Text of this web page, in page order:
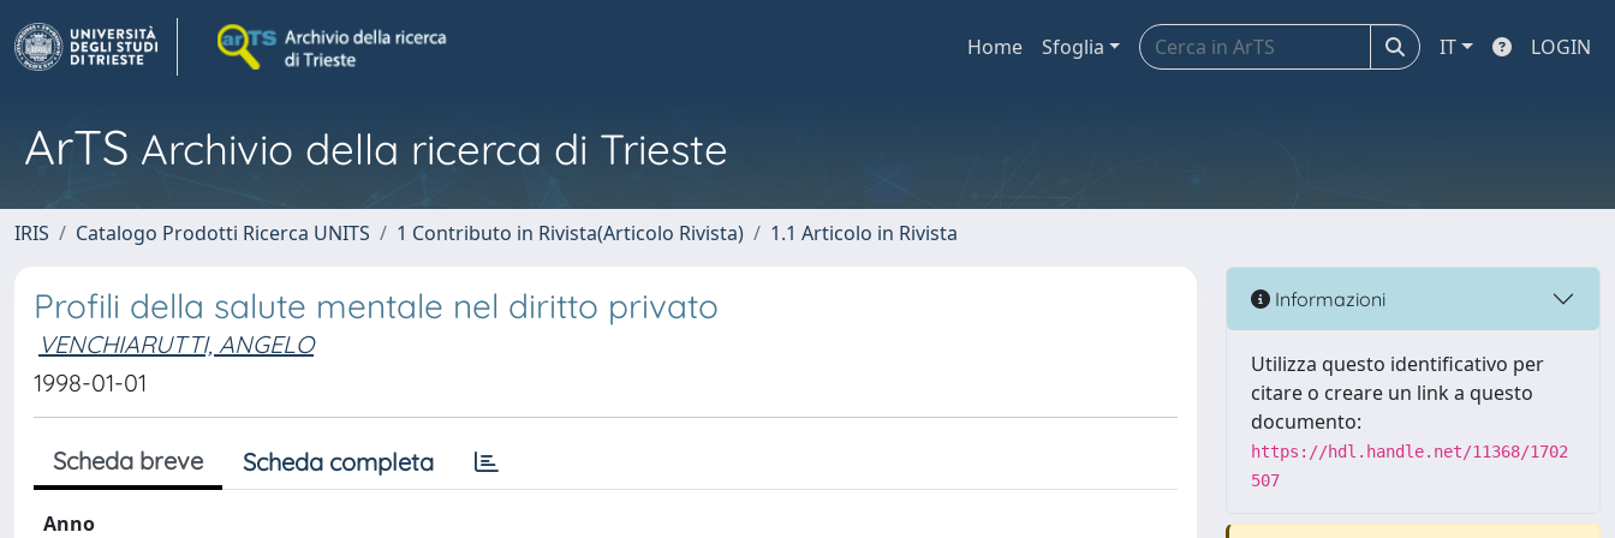
Home Sfoglia IT LOGIN
ArTS Archivio della ricerca di Trieste
IRIS Catalogo Prodotti Ricerca UNITS 1 Contributo in Rivista(Articolo Rivista) 1.1 Articolo in Rivista
Profili della salute mentale nel diritto privato
VENCHIARUTTI, ANGELO
1998-01-01
Scheda breve Scheda completa
Anno
Informazioni
Utilizza questo identificativo per
citare o creare un link a questo
documento:
https://hdl.handle.net/11368/1702
507